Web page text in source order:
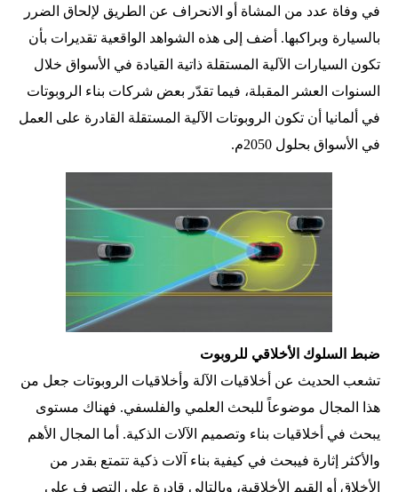
في وفاة عدد من المشاة أو الانحراف عن الطريق لإلحاق الضرر
بالسيارة وبراكبها. أضف إلى هذه الشواهد الواقعية تقديرات بأن
تكون السيارات الآلية المستقلة ذاتية القيادة في الأسواق خلال
السنوات العشر المقبلة، فيما تقدّر بعض شركات بناء الروبوتات
في ألمانيا أن تكون الروبوتات الآلية المستقلة القادرة على العمل
في الأسواق بحلول 2050م.
ضبط السلوك الأخلاقي للروبوت
تشعب الحديث عن أخلاقيات الآلة وأخلاقيات الروبوتات جعل من
هذا المجال موضوعاً للبحث العلمي والفلسفي. فهناك مستوى
يبحث في أخلاقيات بناء وتصميم الآلات الذكية. أما المجال الأهم
والأكثر إثارة فيبحث في كيفية بناء آلات ذكية تتمتع بقدر من
الأخلاق أو القيم الأخلاقية، وبالتالي قادرة على التصرف على